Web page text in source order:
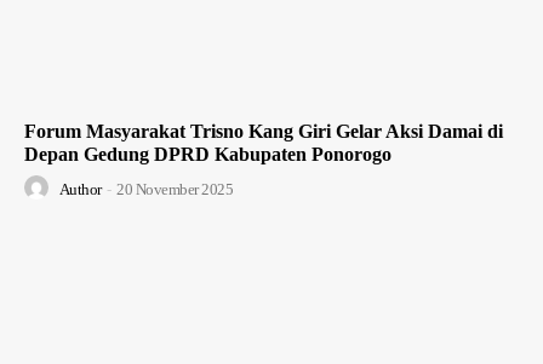
Forum Masyarakat Trisno Kang Giri Gelar Aksi Damai di
Depan Gedung DPRD Kabupaten Ponorogo
Author - 20 November 2025